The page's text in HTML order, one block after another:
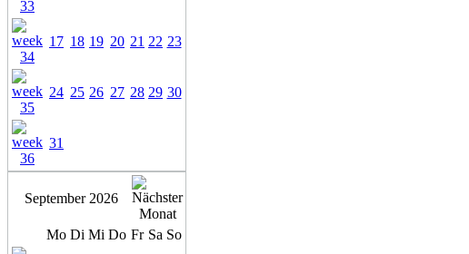
17 18 19 20 21 22 23
24 25 26 27 28 29 30
31
September 2026
Mo Di Mi Do Fr Sa So